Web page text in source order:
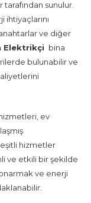
sunulur.
ihtiyaçlarını
ve diğer
Elektrikçi bina
bulunabilir ve
ev
hizmetler
ve etkili bir şekilde
onarmak ve enerji